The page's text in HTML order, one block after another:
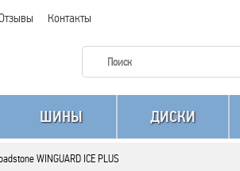
Контакты
ШИНЫ ДИСКИ
WINGUARD ICE PLUS